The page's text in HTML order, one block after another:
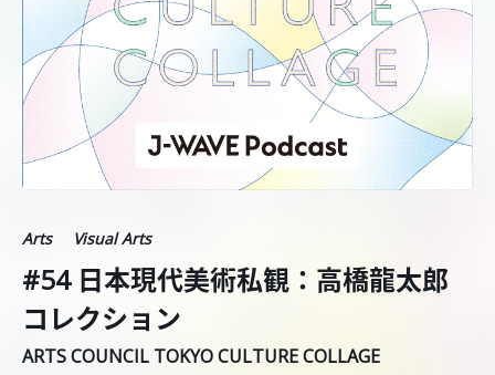
Arts Visual Arts
#54 日本現代美術私観：高橋龍太郎
コレクション
ARTS COUNCIL TOKYO CULTURE COLLAGE